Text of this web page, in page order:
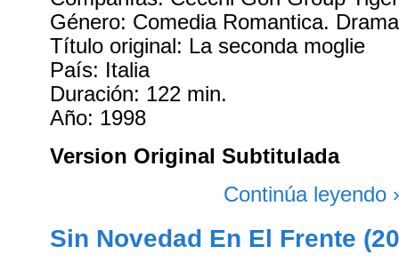
Género: Comedia Romantica. Drama
Título original: La seconda moglie
País: Italia
Duración: 122 min.
Año: 1998
Version Original Subtitulada
Continúa leyendo
Sin Novedad En El Frente